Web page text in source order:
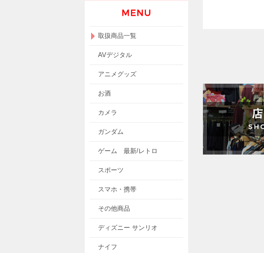
取扱商品一覧
AVデジタル
アニメグッズ
お酒
カメラ
ガンダム
ゲーム 最新/レトロ
スポーツ
スマホ・携帯
その他商品
ディズニー サンリオ
ナイフ